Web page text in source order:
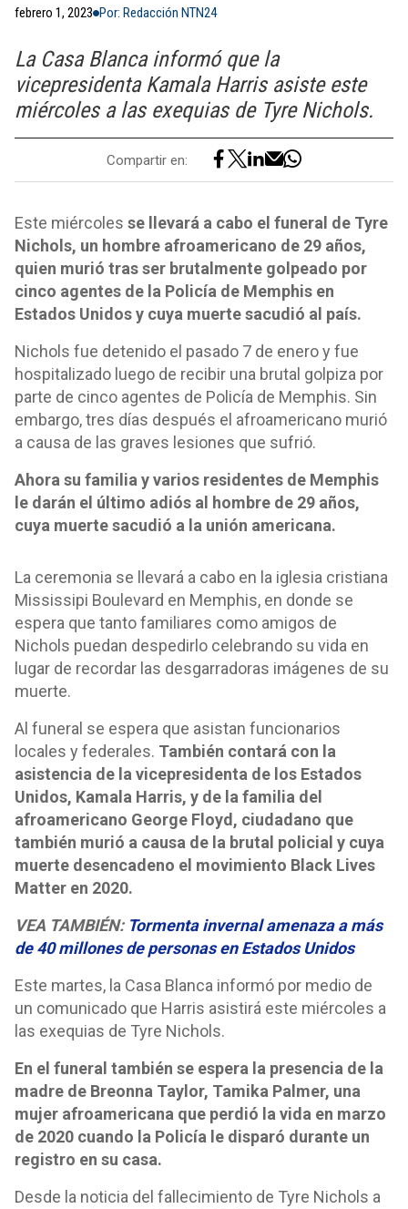
febrero 1, 2023 Por: Redacción NTN24
La Casa Blanca informó que la
vicepresidenta Kamala Harris asiste este
miércoles a las exequias de Tyre Nichols.
Compartir en:
Este miércoles se llevará a cabo el funeral de Tyre
Nichols, un hombre afroamericano de 29 años,
quien murió tras ser brutalmente golpeado por
cinco agentes de la Policía de Memphis en
Estados Unidos y cuya muerte sacudió al país.
Nichols fue detenido el pasado 7 de enero y fue
hospitalizado luego de recibir una brutal golpiza por
parte de cinco agentes de Policía de Memphis. Sin
embargo, tres días después el afroamericano murió
a causa de las graves lesiones que sufrió.
Ahora su familia y varios residentes de Memphis
le darán el último adiós al hombre de 29 años,
cuya muerte sacudió a la unión americana.
La ceremonia se llevará a cabo en la iglesia cristiana
Mississipi Boulevard en Memphis, en donde se
espera que tanto familiares como amigos de
Nichols puedan despedirlo celebrando su vida en
lugar de recordar las desgarradoras imágenes de su
muerte.
Al funeral se espera que asistan funcionarios
locales y federales. También contará con la
asistencia de la vicepresidenta de los Estados
Unidos, Kamala Harris, y de la familia del
afroamericano George Floyd, ciudadano que
también murió a causa de la brutal policial y cuya
muerte desencadeno el movimiento Black Lives
Matter en 2020.
VEA TAMBIÉN: Tormenta invernal amenaza a más
de 40 millones de personas en Estados Unidos
Este martes, la Casa Blanca informó por medio de
un comunicado que Harris asistirá este miércoles a
las exequias de Tyre Nichols.
En el funeral también se espera la presencia de la
madre de Breonna Taylor, Tamika Palmer, una
mujer afroamericana que perdió la vida en marzo
de 2020 cuando la Policía le disparó durante un
registro en su casa.
Desde la noticia del fallecimiento de Tyre Nichols a